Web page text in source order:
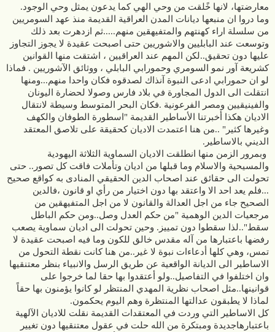
معارضتها، لانها خًلقت من وحي الهي كما يدعون يمثل وحي الوجود.
وما دروا ان منبعها ديانات المدن العراقية القديمة منذ عهد السومريين
من سلسلة اراء كهنتهم والمتفيهقين منهم.....ثم ازدهرت بعد ذلك
وتوسعت عند البابليين والاشوريين حتى اصبحت عقيدة لا يجوز التجاوز
عليها دون تحقيق..لكن المهم عند العراقيين ، اشتقت منها القوانين
كشريعة آور نمو السومري وحمورابي البابلي ، ووثائق الآشوريين . فماذا
لو ان حمورابي ادعى النبوة آنذاك لصدقوه فكان واحدا منهم...ومنها
انتقلت الى الدول المجاورة في بلاد فارس وصولا لحضارة اليونان
والفينيقيين ومصر الفرعونية .فكان البحر المتوسط وسيطة لانتقال
الاديان هكذا أخبرتنا الأساطير القديمة "اسطورة الطوفان والكهف
وغيرها كثير" ..من هنا اعتمدت الاديان كحقيقة على تلاصق المعتقد
الديني بالاساطير.
وبمرور الزمن منها انطلقت الاديان السماوية الثلاثة اليهودية
والمسيحية والاسلام وما قبلها من اديان وتأملات فاقت كل تصور.. حتى
تحولت الى حقائق عند اصحاب الدين الحقيقي المنادى به كواقع صحيح
...فلم يعد احد الا واعتقد بها دون اختيار من رأي او قانون ،فالدين
الصحيح جاء من اجل العدالة والقانون لا من اجل المتفيهقين من
مرجعيات الدين الوهمية "من حكم العدل وصل..ومن حكم الباطل
سقط"..لذا سقطوا دون تمييز. وحين تحولت الى اديان سماوية يصعب
رفضها باعتبارها من آله مقدس خالق للكون وما فيه اصبحت عقيدة لا
تمس، وهي كلها أدعاءات نبوة لا غير..من هنا كانت نقطة التحول من
الاساطير الى الديانة الواقعية عن طريق الرسل والانبياء بنظر معتنقيها
وان اختلفوا في التفاصيل..ولو أعتقدوا بها حقا لما خرجوا على
قوانينها..مثل اصحاب نظرية المهدي المنتظر لو كانوا يؤمنون بها حقاً
لماذا لا يطبقون عدالتها المنتظرة وهم اليوم يحكمون.
كل الاساطير التي وردت في المعتقدات القديمة نقلت للاديان الآلهية
باعتبارهاجديدة ومبتكرة من الله حلت في عقول معتنقيها دون تغيير